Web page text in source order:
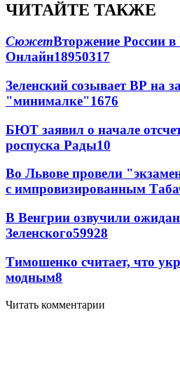
ЧИТАЙТЕ ТАКЖЕ
СюжетВторжение России в
Онлайн18950317
Зеленский созывает ВР на
"минималке"1676
БЮТ заявил о начале
роспуска Рады10
Во Львове провели
с импровизированным
В Венгрии озвучили
Зеленского59928
Тимошенко считает, что
модным8
Читать комментарии